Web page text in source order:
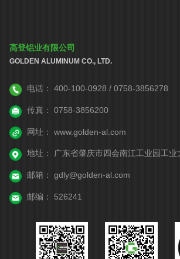
高登铝业有限公司
GOLDEN ALUMINUM CO., LTD.
电话： 400-100-0928 / 0758-3856278
传真： 0758-3856200
网址： www.golden-al.com
地址： 广东省肇庆市四会南江工业园工业
邮箱： gdly@golden-al.com
邮编： 526241